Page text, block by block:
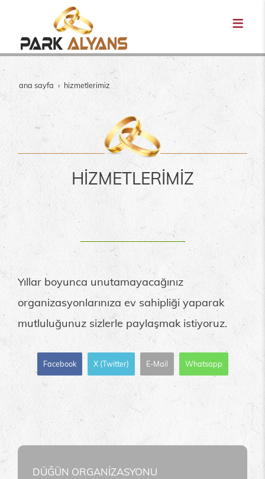
ana sayfa hi̇zmetleri̇mi̇z
HİZMETLERİMİZ
Yıllar boyunca unutamayacağınız
organizasyonlarınıza ev sahipliği yaparak
mutluluğunuz sizlerle paylaşmak istiyoruz.
Facebook X (Twitter) E-Mail Whatsapp
DÜĞÜN ORGANİZASYONU